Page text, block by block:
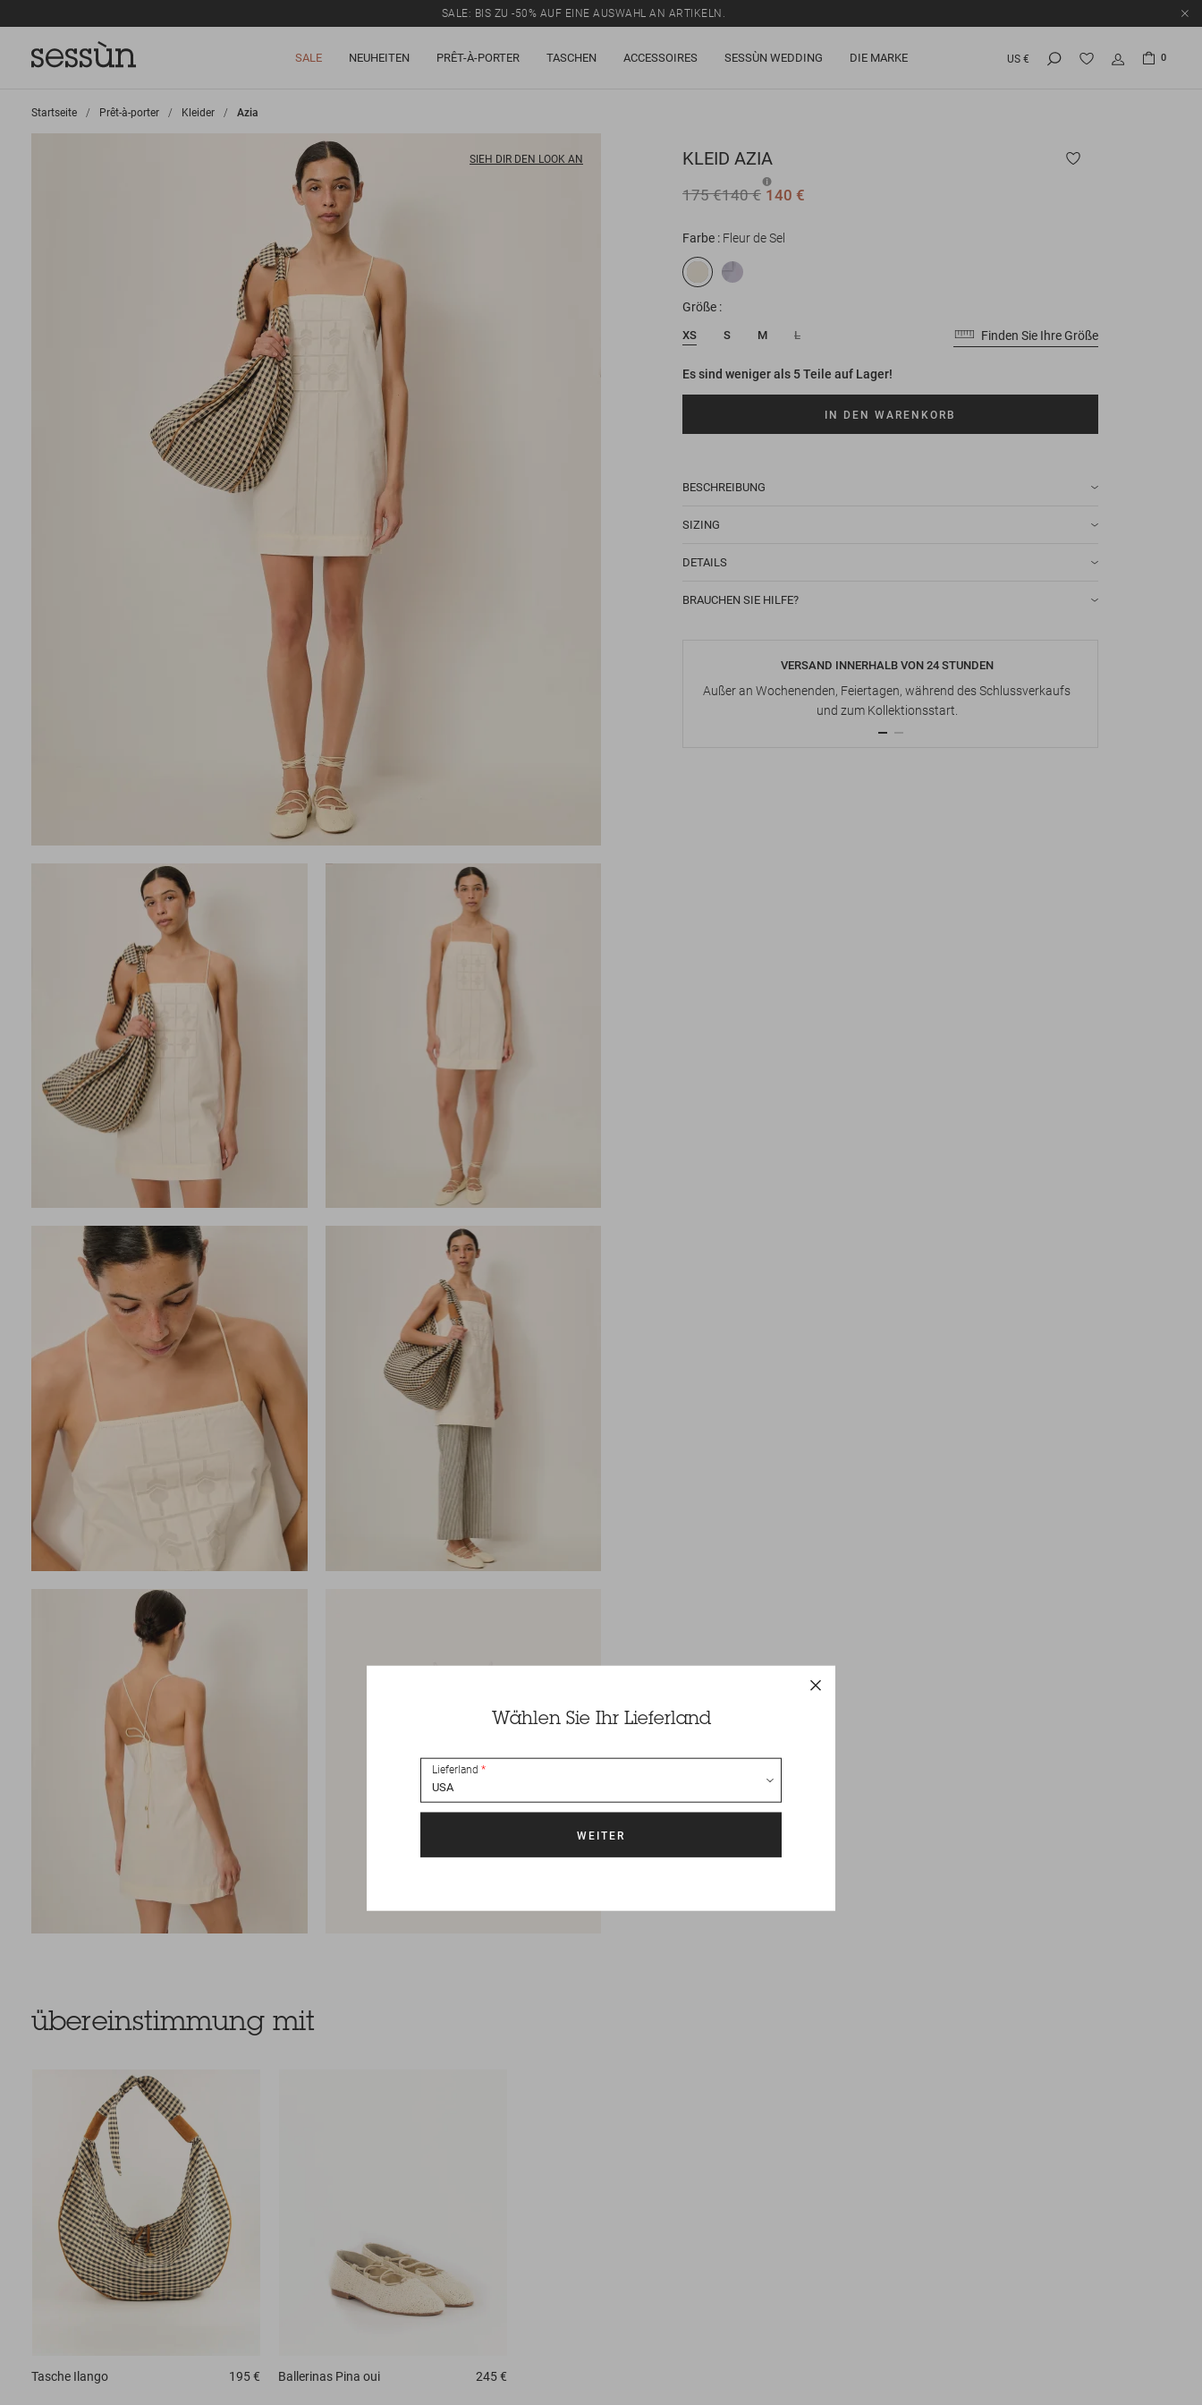
SALE: BIS ZU -50% AUF EINE AUSWAHL AN ARTIKELN.
SALE NEUHEITEN PRÊT-À-PORTER TASCHEN ACCESSOIRES SESSÙN WEDDING DIE MARKE US € 0
Startseite >
Prêt-à-porter >
Kleider >
Azia
SIEH DIR DEN LOOK AN KLEID AZIA
175 €140 € 140 €
Farbe Fleur de Sel
Größe
XS S M L Finden Sie Ihre Größe
Es sind weniger als 5 Teile auf Lager!
IN DEN WARENKORB
BESCHREIBUNG
SIZING
DETAILS
BRAUCHEN SIE HILFE?
VERSAND INNERHALB VON 24 STUNDEN
Außer an Wochenenden, Feiertagen, während des Schlussverkaufs
und zum Kollektionsstart.
übereinstimmung mit
Tasche Ilango 195 € Ballerinas Pina oui 245 €
Wählen Sie Ihr Lieferland
Lieferland